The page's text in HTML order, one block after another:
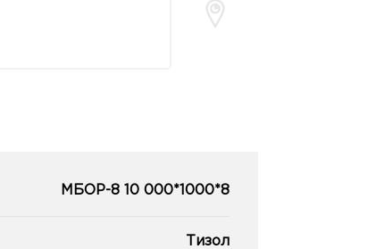
МБОР-8 10 000*1000*8
Тизол